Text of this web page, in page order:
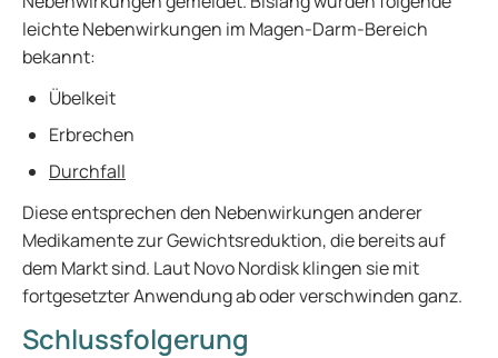
leichte Nebenwirkungen im Magen-Darm-Bereich
bekannt:
Übelkeit
Erbrechen
Durchfall
Diese entsprechen den Nebenwirkungen anderer
Medikamente zur Gewichtsreduktion, die bereits auf
dem Markt sind. Laut Novo Nordisk klingen sie mit
fortgesetzter Anwendung ab oder verschwinden ganz.
Schlussfolgerung